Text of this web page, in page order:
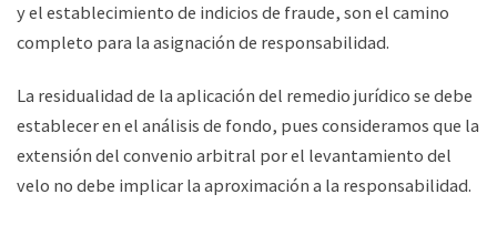
y el establecimiento de indicios de fraude, son el camino
completo para la asignación de responsabilidad.
La residualidad de la aplicación del remedio jurídico se debe
establecer en el análisis de fondo, pues consideramos que la
extensión del convenio arbitral por el levantamiento del
velo no debe implicar la aproximación a la responsabilidad.